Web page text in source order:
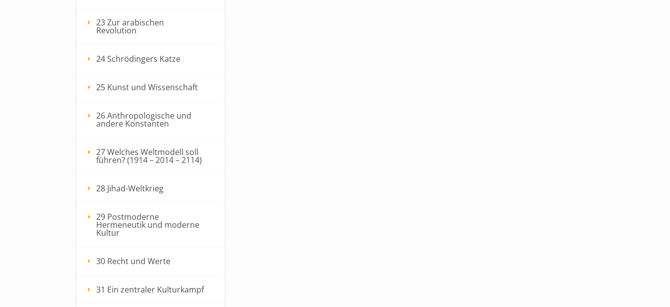
23 Zur arabischen
Revolution
24 Schrödingers Katze
25 Kunst und Wissenschaft
26 Anthropologische und
andere Konstanten
27 Welches Weltmodell soll
führen? (1914 – 2014 – 2114)
28 Jihad-Weltkrieg
29 Postmoderne
Hermeneutik und moderne
Kultur
30 Recht und Werte
31 Ein zentraler Kulturkampf